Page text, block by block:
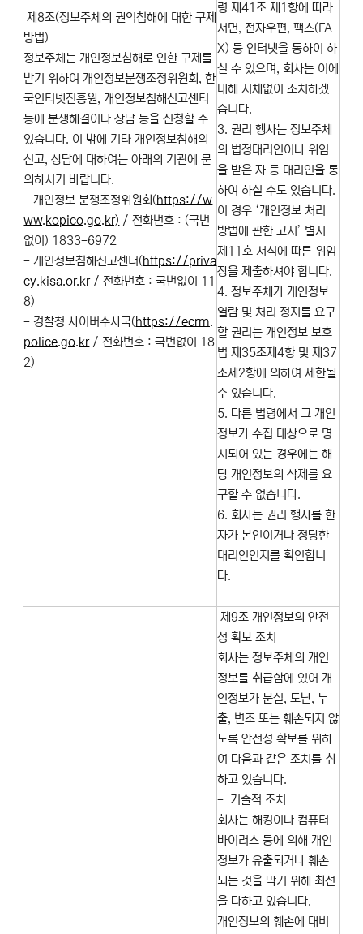
제8조(정보주체의 권익침해에 대한 구제
방법)
정보주체는 개인정보침해로 인한 구제를
받기 위하여 개인정보분쟁조정위원회, 한
국인터넷진흥원, 개인정보침해신고센터
등에 분쟁해결이나 상담 등을 신청할 수
있습니다. 이 밖에 기타 개인정보침해의
신고, 상담에 대하여는 아래의 기관에 문
의하시기 바랍니다.
- 개인정보 분쟁조정위원회(https://w
ww.kopico.go.kr) / 전화번호 : (국번
없이) 1833-6972
- 개인정보침해신고센터(https://priva
cy.kisa.or.kr/ 전화번호 : 국번없이 11
8)
- 경찰청 사이버수사국(https://ecrm.
police.go.kr/ 전화번호 : 국번없이 18
2)
령 제41조 제1항에 따라
서면, 전자우편, 팩스(FA
X) 등 인터넷을 통하여 하
실 수 있으며, 회사는 이에
대해 지체없이 조치하겠
습니다.
3. 권리 행사는 정보주체
의 법정대리인이나 위임
을 받은 자 등 대리인을 통
하여 하실 수도 있습니다.
이 경우 ‘개인정보 처리
방법에 관한 고시’ 별지
제11호 서식에 따른 위임
장을 제출하셔야 합니다.
4. 정보주체가 개인정보
열람 및 처리 정지를 요구
할 권리는 개인정보 보호
법 제35조제4항 및 제37
조제2항에 의하여 제한될
수 있습니다.
5. 다른 법령에서 그 개인
정보가 수집 대상으로 명
시되어 있는 경우에는 해
당 개인정보의 삭제를 요
구할 수 없습니다.
6. 회사는 권리 행사를 한
자가 본인이거나 정당한
대리인인지를 확인합니
다.
제9조 개인정보의 안전
성 확보 조치
회사는 정보주체의 개인
정보를 취급함에 있어 개
인정보가 분실, 도난, 누
출, 변조 또는 훼손되지 않
도록 안전성 확보를 위하
여 다음과 같은 조치를 취
하고 있습니다.
- 기술적 조치
회사는 해킹이나 컴퓨터
바이러스 등에 의해 개인
정보가 유출되거나 훼손
되는 것을 막기 위해 최선
을 다하고 있습니다.
개인정보의 훼손에 대비